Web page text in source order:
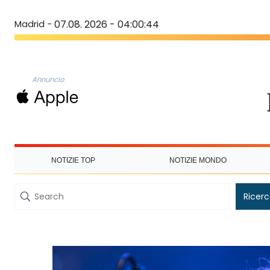
Madrid - 07.08. 2026 - 04:00:44
Annuncio
NOTIZIE TOP NOTIZIE MONDO